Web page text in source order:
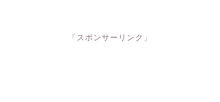
「スポンサーリンク」